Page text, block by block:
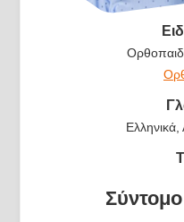
Ελληνικά,